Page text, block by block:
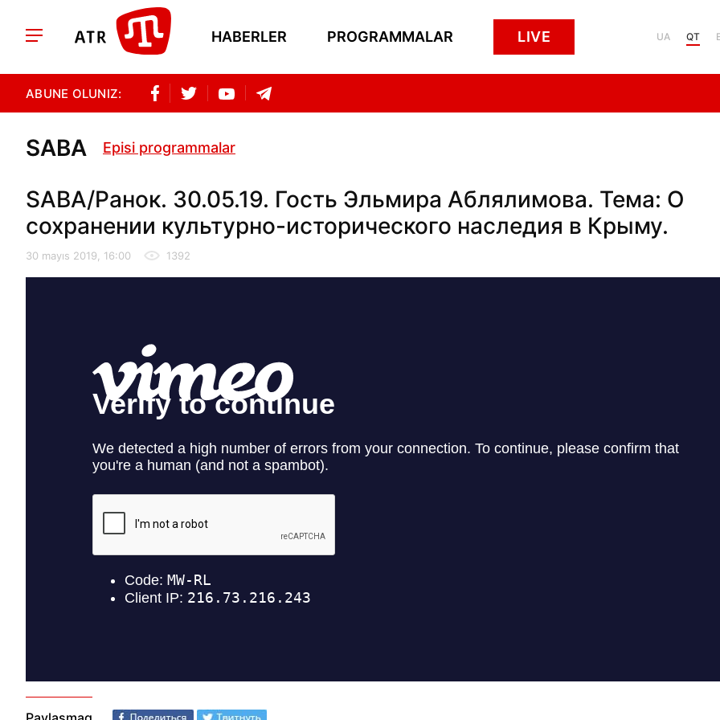
HABERLER PROGRAMMALAR LIVE UA QT
ABUNE OLUNIZ:
SABA Episi programmalar
SABA/Ранок. 30.05.19. Гость Эльмира Аблялимова. Тема: О
сохранении культурно-исторического наследия в Крыму.
30 mayıs 2019, 16:00 1392